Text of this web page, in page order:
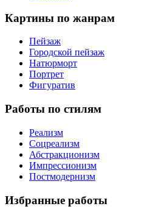
Картины по жанрам
Пейзаж
Городской пейзаж
Натюрморт
Портрет
Фигуратив
Работы по стилям
Реализм
Соцреализм
Абстракционизм
Импрессионизм
Постмодернизм
Избранные работы